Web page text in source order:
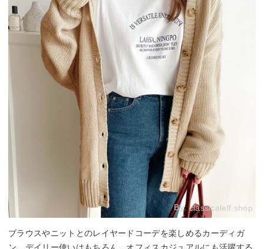
By:classicalelf.shop
ブラウスやニットとのレイヤードコーデを楽しめるカーディガ